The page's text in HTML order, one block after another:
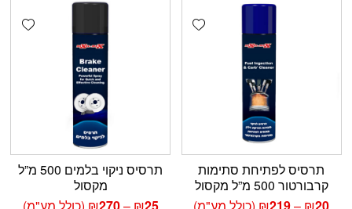
Add wishlist
תרסיס לפתיחת סתימות
קרבורטור 500 מ”ל מקסול
₪20
–
₪219 טווח
(כולל מע"מ)
תרסיס ניקוי בלמים 500 מ”ל
מקסול
₪25
–
₪270
טווח
(כולל מע"מ)